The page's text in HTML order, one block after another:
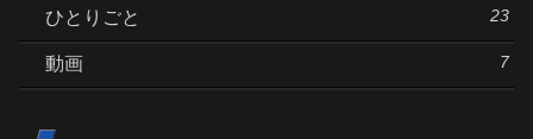
ひとりごと 23
動画 7